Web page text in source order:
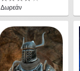
Δωρεάν